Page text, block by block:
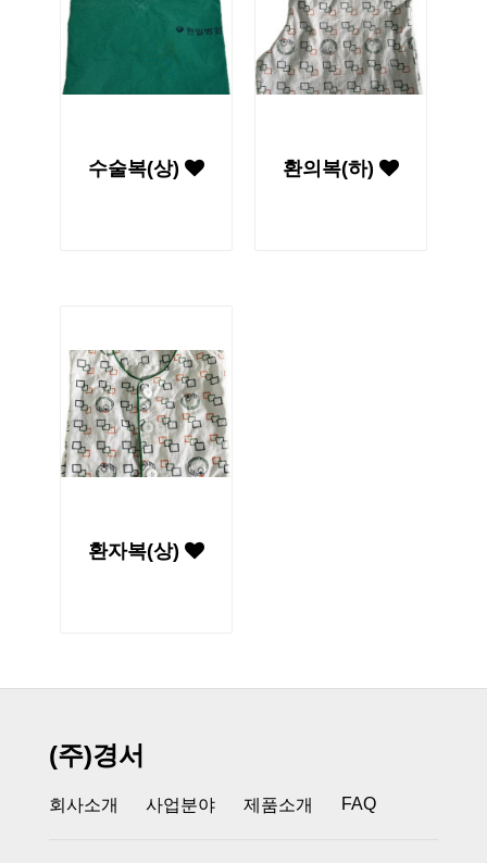
수술복(상) 환의복(하)
환자복(상)
(주)경서
회사소개 사업분야 제품소개 FAQ